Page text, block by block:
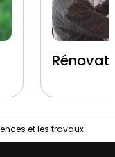
et les travaux